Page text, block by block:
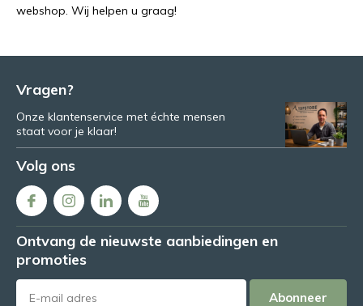
webshop. Wij helpen u graag!
Vragen?
Onze klantenservice met échte mensen
staat voor je klaar!
Volg ons
Ontvang de nieuwste aanbiedingen en
promoties
Abonneer